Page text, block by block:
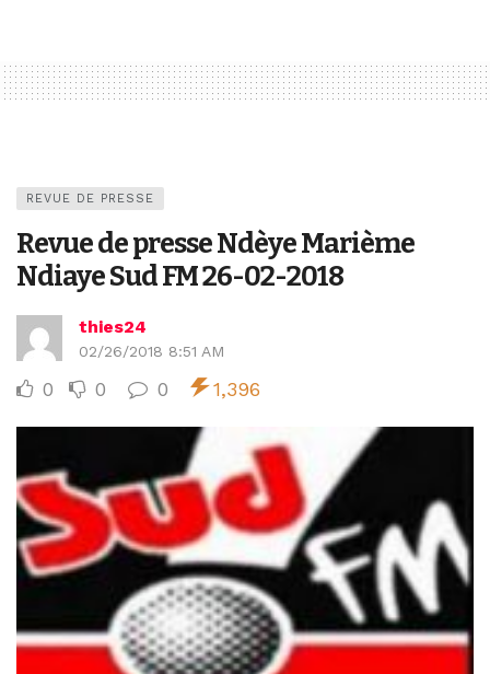
REVUE DE PRESSE
Revue de presse Ndèye Marième
Ndiaye Sud FM 26-02-2018
thies24
02/26/2018 8:51 AM
0 0 0 1,396